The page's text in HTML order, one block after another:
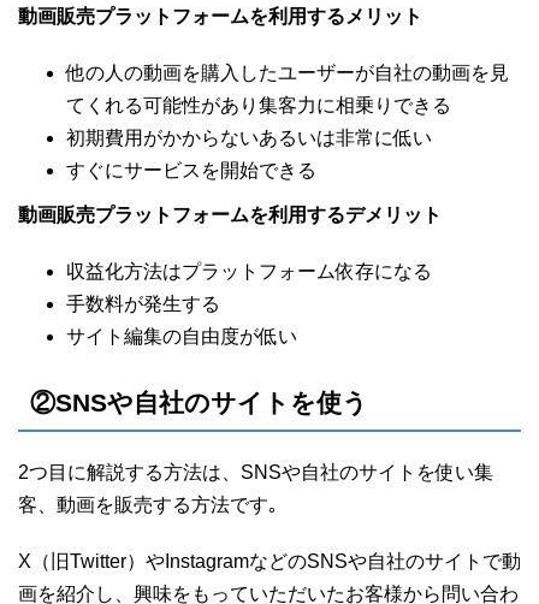
動画販売プラットフォームを利用するメリット
他の人の動画を購入したユーザーが自社の動画を見
てくれる可能性があり集客力に相乗りできる
初期費用がかからないあるいは非常に低い
すぐにサービスを開始できる
動画販売プラットフォームを利用するデメリット
収益化方法はプラットフォーム依存になる
手数料が発生する
サイト編集の自由度が低い
②SNSや自社のサイトを使う
2つ目に解説する方法は、SNSや自社のサイトを使い集
客、動画を販売する方法です｡
X（旧Twitter）やInstagramなどのSNSや自社のサイトで動
画を紹介し、興味をもっていただいたお客様から問い合わ